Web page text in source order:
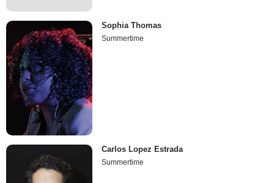
Sophia Thomas
Summertime
Carlos Lopez Estrada
Summertime